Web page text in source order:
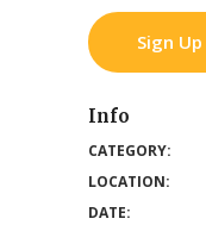
Sign Up
Info
CATEGORY:
LOCATION:
DATE: